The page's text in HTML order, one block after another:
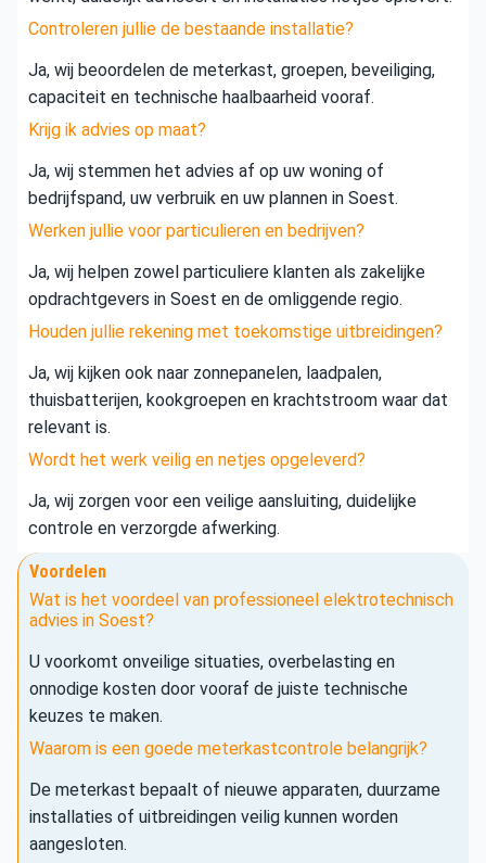
Controleren jullie de bestaande installatie?
Ja, wij beoordelen de meterkast, groepen, beveiliging,
capaciteit en technische haalbaarheid vooraf.
Krijg ik advies op maat?
Ja, wij stemmen het advies af op uw woning of
bedrijfspand, uw verbruik en uw plannen in Soest.
Werken jullie voor particulieren en bedrijven?
Ja, wij helpen zowel particuliere klanten als zakelijke
opdrachtgevers in Soest en de omliggende regio.
Houden jullie rekening met toekomstige uitbreidingen?
Ja, wij kijken ook naar zonnepanelen, laadpalen,
thuisbatterijen, kookgroepen en krachtstroom waar dat
relevant is.
Wordt het werk veilig en netjes opgeleverd?
Ja, wij zorgen voor een veilige aansluiting, duidelijke
controle en verzorgde afwerking.
Voordelen
Wat is het voordeel van professioneel elektrotechnisch
advies in Soest?
U voorkomt onveilige situaties, overbelasting en
onnodige kosten door vooraf de juiste technische
keuzes te maken.
Waarom is een goede meterkastcontrole belangrijk?
De meterkast bepaalt of nieuwe apparaten, duurzame
installaties of uitbreidingen veilig kunnen worden
aangesloten.